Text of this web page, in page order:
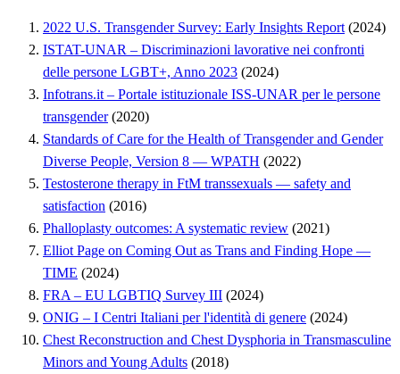
2022 U.S. Transgender Survey: Early Insights Report (2024)
ISTAT-UNAR – Discriminazioni lavorative nei confronti
delle persone LGBT+, Anno 2023 (2024)
Infotrans.it – Portale istituzionale ISS-UNAR per le persone
transgender (2020)
Standards of Care for the Health of Transgender and Gender
Diverse People, Version 8 — WPATH (2022)
Testosterone therapy in FtM transsexuals — safety and
satisfaction (2016)
Phalloplasty outcomes: A systematic review (2021)
Elliot Page on Coming Out as Trans and Finding Hope —
TIME (2024)
FRA – EU LGBTIQ Survey III (2024)
ONIG – I Centri Italiani per l'identità di genere (2024)
Chest Reconstruction and Chest Dysphoria in Transmasculine
Minors and Young Adults (2018)